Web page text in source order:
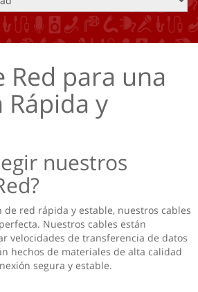
Red para una
y
nuestros
de red rápida y estable, nuestros cables
Nuestros cables están
velocidades de transferencia de datos
hechos de materiales de alta calidad
segura y estable.